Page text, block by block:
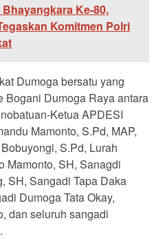
Ke-80,
Komitmen Polri
Dumoga bersatu yang
Bogani Dumoga Raya antara
Ketua APDESI
Mamonto, S.Pd, MAP,
S.Pd, Lurah
Mamonto, SH, Sanagdi
SH, Sangadi Tapa Daka
Dumoga Tata Okay,
dan seluruh sangadi